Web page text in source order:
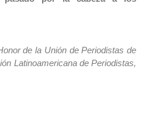
de la Unión de Periodistas de
Latinoamericana de Periodistas,